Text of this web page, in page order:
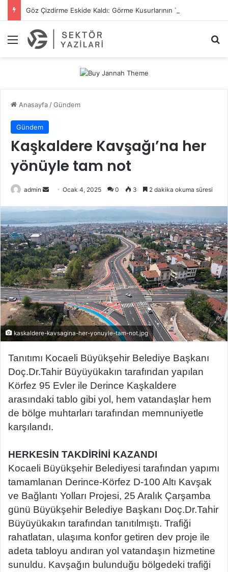
Menü
Anasayfa/Gündem
Gündem
Kaşkaldere Kavşağı’na her
yönüyle tam not
admin
e
-
p
o
s
t
a
g
ö
n
e
r
m
e
k
Ocak 4, 2025 0 3 2 dakika okuma süresi
kaskaldere-kavsagina-her-yonuyle-tam-not.jpg
Tanıtımı Kocaeli Büyükşehir Belediye Başkanı
Doç.Dr.Tahir Büyüyükakın tarafından yapılan
Körfez 95 Evler ile Derince Kaşkaldere
arasındaki tablo gibi yol, hem vatandaşlar hem
de bölge muhtarları tarafından memnuniyetle
karşılandı.
HERKESİN TAKDİRİNİ KAZANDI
Kocaeli Büyükşehir Belediyesi tarafından yapımı
tamamlanan Derince-Körfez D-100 Altı Kavşak
ve Bağlantı Yolları Projesi, 25 Aralık Çarşamba
günü Büyükşehir Belediye Başkanı Doç.Dr.Tahir
Büyüyükakın tarafından tanıtılmıştı. Trafiği
rahatlatan, ulaşıma konfor getiren dev proje ile
adeta tabloyu andıran yol vatandaşın hizmetine
sunuldu. Kavşağın bulunduğu bölgedeki trafiği